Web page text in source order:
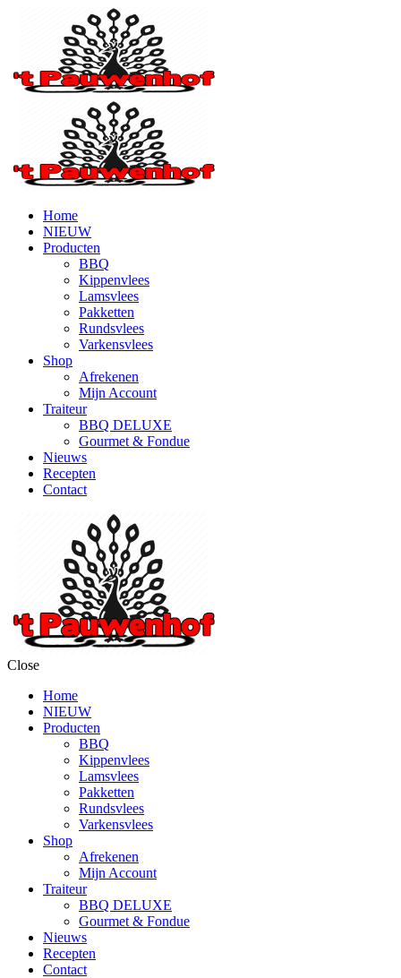
Home
NIEUW
Producten
BBQ
Kippenvlees
Lamsvlees
Pakketten
Rundsvlees
Varkensvlees
Shop
Afrekenen
Mijn Account
Traiteur
BBQ DELUXE
Gourmet & Fondue
Nieuws
Recepten
Contact
Close
Home
NIEUW
Producten
BBQ
Kippenvlees
Lamsvlees
Pakketten
Rundsvlees
Varkensvlees
Shop
Afrekenen
Mijn Account
Traiteur
BBQ DELUXE
Gourmet & Fondue
Nieuws
Recepten
Contact